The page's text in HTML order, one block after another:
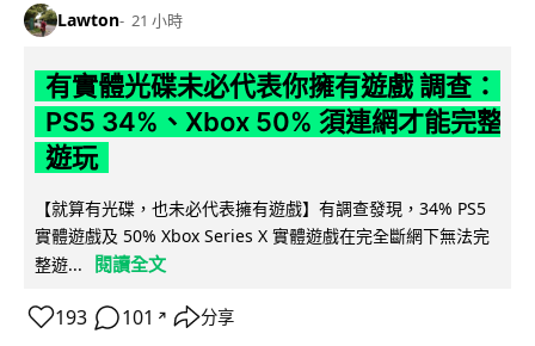
Lawton 21 小時
有實體光碟未必代表你擁有遊戲 調查：
PS5 34%、Xbox 50% 須連網才能完整
遊玩
【就算有光碟，也未必代表擁有遊戲】有調查發現，34% PS5
實體遊戲及 50% Xbox Series X 實體遊戲在完全斷網下無法完
整遊...
閱讀全文
193 101 ↗ 分享